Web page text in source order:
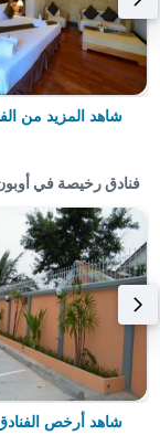
شاهد المزيد من
فنادق رخيصة في
شاهد أرخص